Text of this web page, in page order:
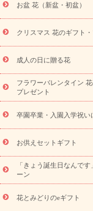
お供え プリザーブドフ
盆・初盆）
その他
ビジネス用
ご自
ドフラワー
スタイ
ンド花
お祝い
ディ胡蝶蘭・お祝い
観葉植物
観葉植
お祝い
お供え・お
プチギフト（
キューピットのeGfit
ド
お花の種類
お祝い お祝い・
5000円～
お祝い・
悔やみ
円～
お供え・お悔
読み物
お盆 花（新盆・初盆）
クリスマス 花のギフト・
成人の日に贈る花
フラワーバレンタイン 花
プレゼント
卒園卒業・入園入学祝い
お供えセットギフト
「きょう誕生日なんで
ーン
花とみどりのeギフト